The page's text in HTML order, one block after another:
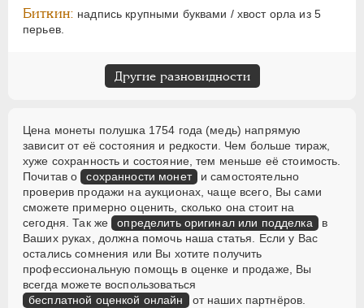
Биткин: надпись крупными буквами / хвост орла из 5
перьев.
Другие разновидности
Цена монеты полушка 1754 года (медь) напрямую
зависит от её состояния и редкости. Чем больше тираж,
хуже сохранность и состояние, тем меньше её стоимость.
Почитав о сохранности монет и самостоятельно
проверив продажи на аукционах, чаще всего, Вы сами
сможете примерно оценить, сколько она стоит на
сегодня. Так же определить оригинал или подделка в
Ваших руках, должна помочь наша статья. Если у Вас
остались сомнения или Вы хотите получить
профессиональную помощь в оценке и продаже, Вы
всегда можете воспользоваться
бесплатной оценкой онлайн от наших партнёров.